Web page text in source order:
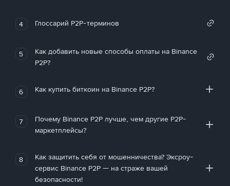
4 Глоссарий P2P-терминов
5
Как добавить новые способы оплаты на Binance
P2P?
6 Как купить биткоин на Binance P2P?
7
Почему Binance P2P лучше, чем другие P2P-
маркетплейсы?
8
Как защитить себя от мошенничества? Эксроу-
сервис Binance P2P — на страже вашей
безопасности!